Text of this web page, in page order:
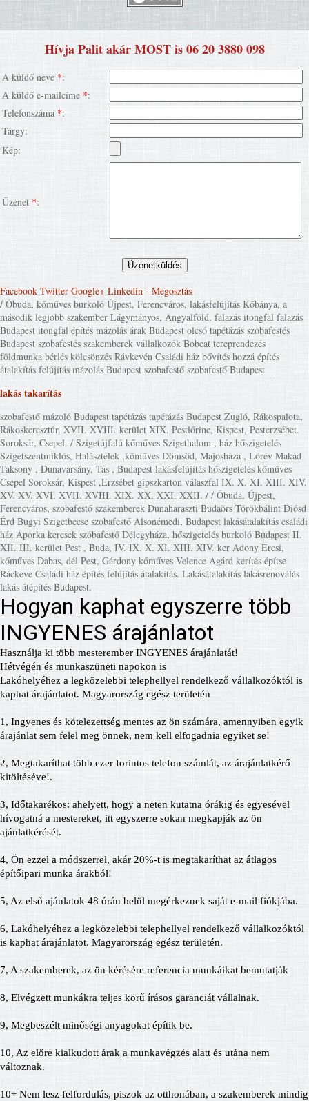
Hívja Palit akár MOST is 06 20 3880 098
A küldő neve *:
A küldő e-mailcíme *:
Telefonszáma *:
Tárgy:
Kép:
Üzenet *:
Facebook Twitter Google+ Linkedin - Megosztás
/ Óbuda, kőműves burkoló Újpest, Ferencváros, lakásfelújítás Kőbánya, a
második legjobb szakember Lágymányos, Angyalföld, falazás itongfal falazás
Budapest itongfal építés mázolás árak Budapest olcsó tapétázás szobafestés
Budapest szobafestés szakemberek vállalkozók Bobcat tereprendezés
földmunka bérlés kölcsönzés Rávkevén Családi ház bővítés hozzá építés
átalakítás felújítás mázolás Budapest szobafestő szobafestő Budapest
lakás takarítás
szobafestő mázoló Budapest tapétázás tapétázás Budapest Zugló, Rákospalota,
Rákoskeresztúr, XVII. XVIII. kerület XIX. Pestlőrinc, Kispest, Pesterzsébet.
Soroksár, Csepel. / Szigetújfalú kőműves Szigethalom , ház hőszigetelés
Szigetszentmiklós, Halásztelek ,kőműves Dömsöd, Majosháza , Lórév Makád
Taksony , Dunavarsány, Tas , Budapest lakásfelújítás hőszigetelés kőműves
Csepel Soroksár, Kispest ,Erzsébet gipszkarton válaszfal IX. X. XI. XIII. XIV.
XV. XV. XVI. XVII. XVIII. XIX. XX. XXI. XXII. / / Óbuda, Újpest,
Ferencváros, szobafestő szakemberek Dunaharaszti Budaörs Törökbálint Diósd
Érd Bugyi Szigetbecse szobafestő Alsonémedi, Budapest lakásátalakítás családi
ház Áporka keresek szóbafestő Délegyháza, hőszigetelés burkoló Budapest II.
XII. III. kerület Pest , Buda, IV. IX. X. XI. XIII. XIV. ker Adony Ercsi,
kőműves Dabas, dél Pest, Gárdony kőműves Velence Agárd kerítés építse
Ráckeve Családi ház építés felújítás átalakítás. Lakásátalakítás lakásrenoválás
lakás átépítés Budapest.